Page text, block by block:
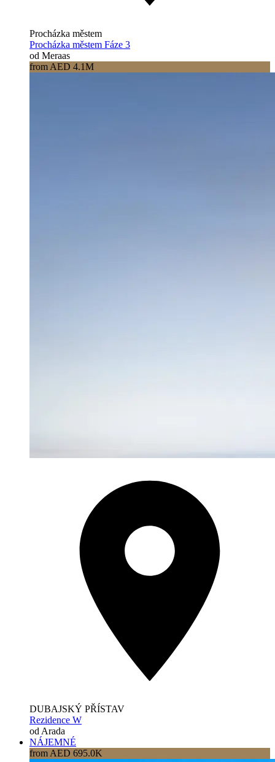
Procházka městem
Procházka městem Fáze 3
od Meraas
from AED 4.1M
DUBAJSKÝ PŘÍSTAV
Rezidence W
od Arada
NÁJEMNÉ
from AED 695.0K